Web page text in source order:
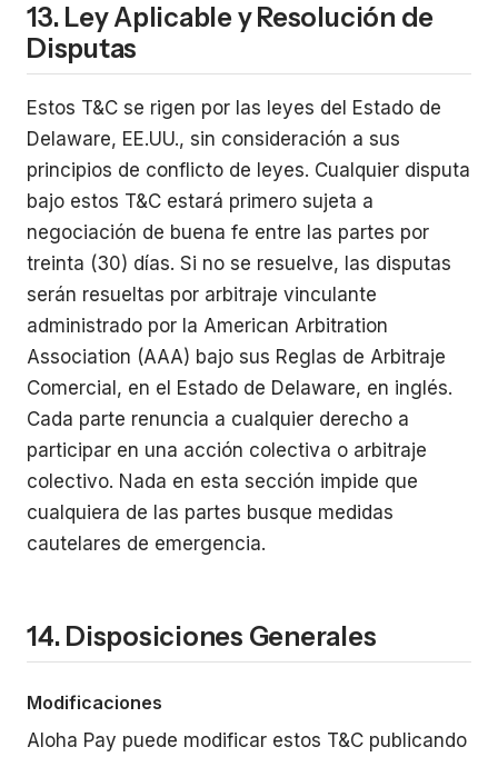
13. Ley Aplicable y Resolución de
Disputas
Estos T&C se rigen por las leyes del Estado de
Delaware, EE.UU., sin consideración a sus
principios de conflicto de leyes. Cualquier disputa
bajo estos T&C estará primero sujeta a
negociación de buena fe entre las partes por
treinta (30) días. Si no se resuelve, las disputas
serán resueltas por arbitraje vinculante
administrado por la American Arbitration
Association (AAA) bajo sus Reglas de Arbitraje
Comercial, en el Estado de Delaware, en inglés.
Cada parte renuncia a cualquier derecho a
participar en una acción colectiva o arbitraje
colectivo. Nada en esta sección impide que
cualquiera de las partes busque medidas
cautelares de emergencia.
14. Disposiciones Generales
Modificaciones
Aloha Pay puede modificar estos T&C publicando